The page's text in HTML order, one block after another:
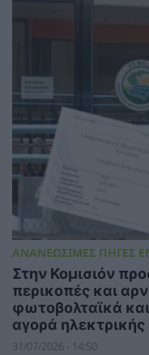
ΑΝΑΝΕΩΣΙΜΕΣ ΠΗΓΕΣ
Στην Κομισιόν
περικοπές και
φωτοβολταϊκά
αγορά ηλεκτρικής
31/07/2026 - 14:50